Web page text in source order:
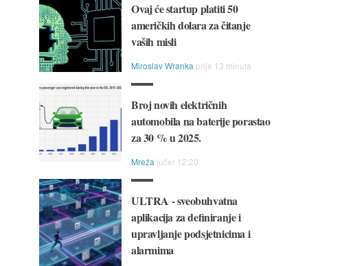
Ovaj će startup platiti 50
američkih dolara za čitanje
vaših misli
Miroslav Wranka prije 13 minuta
Broj novih električnih
automobila na baterije porastao
za 30 % u 2025.
Mreža jučer 12:20
ULTRA - sveobuhvatna
aplikacija za definiranje i
upravljanje podsjetnicima i
alarmima